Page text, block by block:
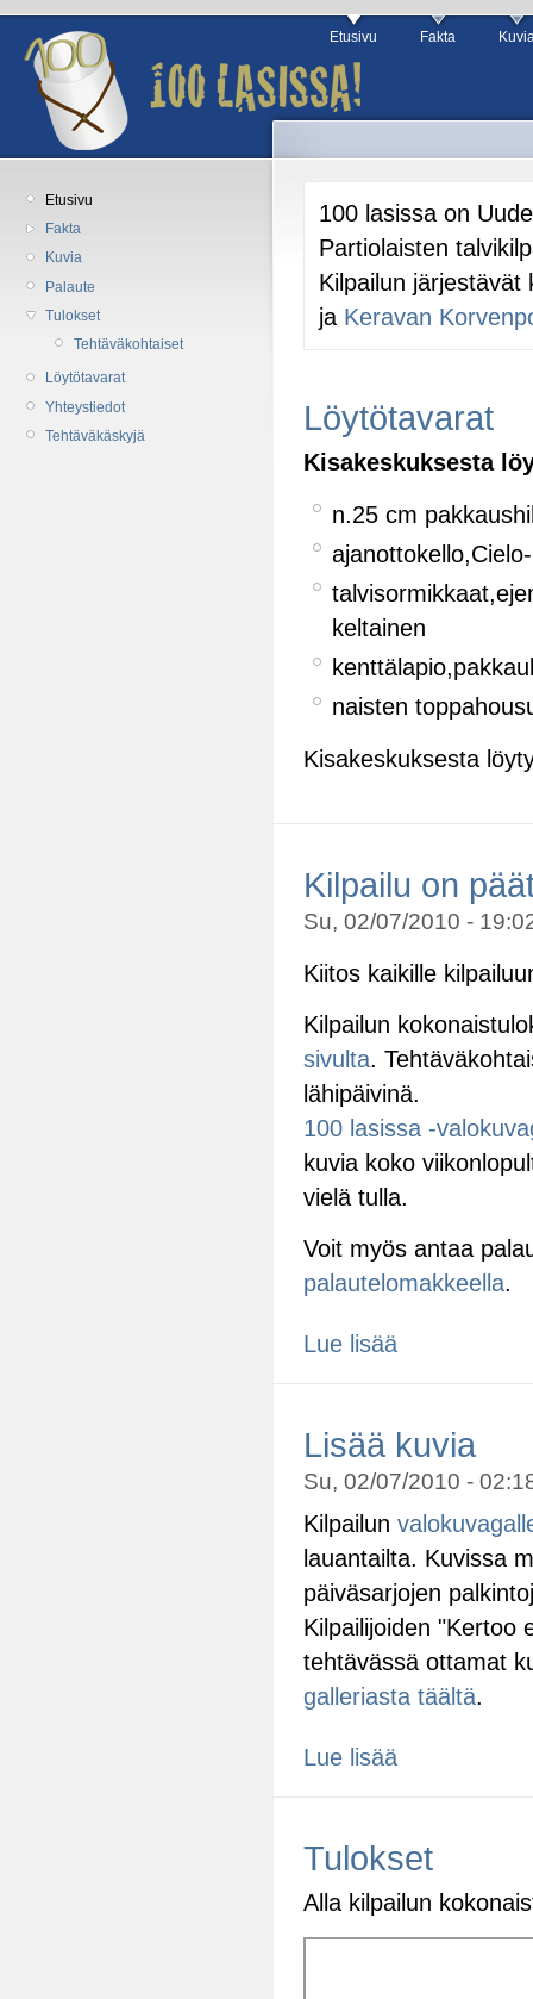
Etusivu Fakta
Etusivu
Fakta
Kuvia
Palaute
Tulokset
Tehtäväkohtaiset
Löytötavarat
Yhteystiedot
Tehtäväkäskyjä
100 lasissa on
Partiolaisten
Kilpailun
ja Keravan
Löytötavarat
Kisakeskuksesta
n.25 cm
keltainen
naisten
Kisakeskuksesta
Kilpailu on
Su, 02/07/2010 -
Kiitos kaikille
Kilpailun
sivulta.
lähipäivinä.
100 lasissa -
kuvia koko
vielä tulla.
Voit myös antaa
palautelomakkeella.
Lue lisää
Lisää kuvia
Su, 02/07/2010 -
Kilpailun
lauantailta. Kuvissa
päiväsarjojen
Kilpailijoiden "Kertoo
tehtävässä ottamat
galleriasta täältä.
Lue lisää
Tulokset
Alla kilpailun